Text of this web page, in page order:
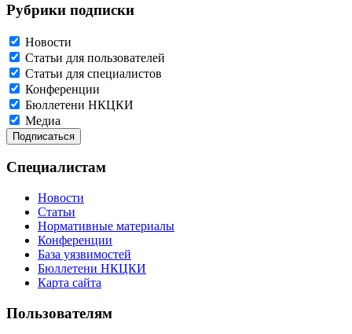
Рубрики подписки
Новости
Статьи для пользователей
Статьи для специалистов
Конференции
Бюллетени НКЦКИ
Медиа
Специалистам
Новости
Статьи
Нормативные материалы
Конференции
База уязвимостей
Бюллетени НКЦКИ
Карта сайта
Пользователям